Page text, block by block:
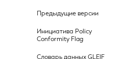
Предыдущие версии
Инициатива Policy
Conformity Flag
Словарь данных GLEIF